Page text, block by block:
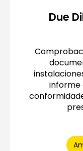
Due
informe